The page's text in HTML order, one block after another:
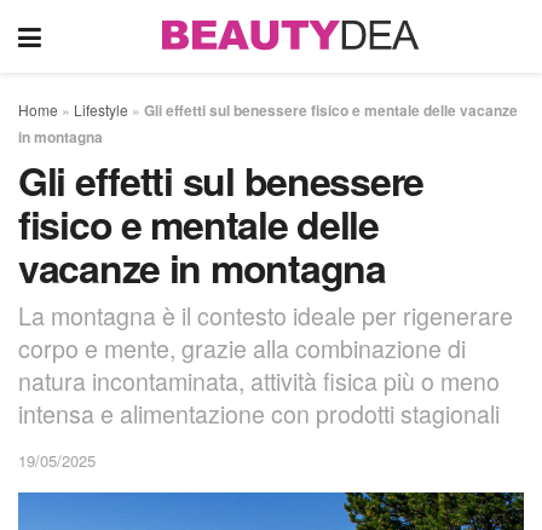
Home » Lifestyle » Gli effetti sul benessere fisico e mentale delle vacanze
in montagna
Gli effetti sul benessere
fisico e mentale delle
vacanze in montagna
La montagna è il contesto ideale per rigenerare
corpo e mente, grazie alla combinazione di
natura incontaminata, attività fisica più o meno
intensa e alimentazione con prodotti stagionali
19/05/2025